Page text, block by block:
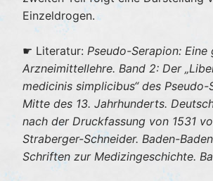
Einzeldrogen.
☛ Literatur: Pseudo-Serapion:
Arzneimittellehre. Band 2: Der
medicinis simplicibus“ des
Mitte des 13. Jahrhunderts.
nach der Druckfassung von 1531
Straberger-Schneider. Baden-
Schriften zur Medizingeschichte.